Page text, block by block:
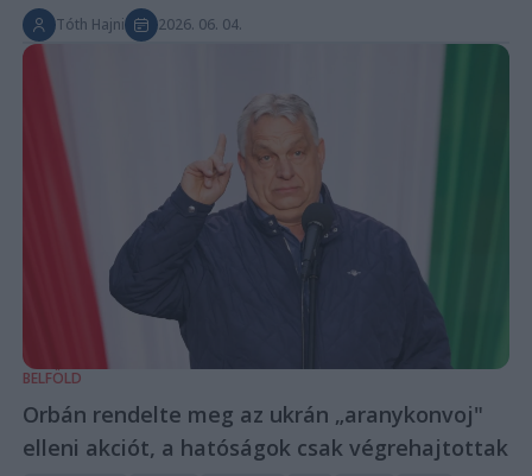
Tóth Hajni 2026. 06. 04.
BELFÖLD
Orbán rendelte meg az ukrán „aranykonvoj"
elleni akciót, a hatóságok csak végrehajtottak